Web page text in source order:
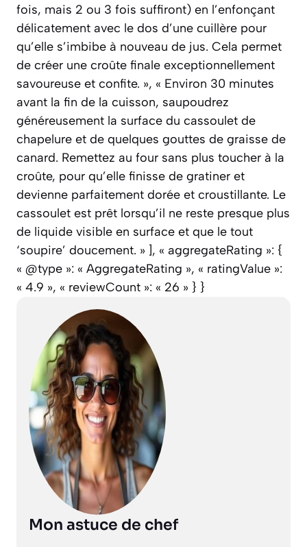
fois, mais 2 ou 3 fois suffiront) en l’enfonçant
délicatement avec le dos d’une cuillère pour
qu’elle s’imbibe à nouveau de jus. Cela permet
de créer une croûte finale exceptionnellement
savoureuse et confite. », « Environ 30 minutes
avant la fin de la cuisson, saupoudrez
généreusement la surface du cassoulet de
chapelure et de quelques gouttes de graisse de
canard. Remettez au four sans plus toucher à la
croûte, pour qu’elle finisse de gratiner et
devienne parfaitement dorée et croustillante. Le
cassoulet est prêt lorsqu’il ne reste presque plus
de liquide visible en surface et que le tout
‘soupire’ doucement. » ], « aggregateRating »: {
« @type »: « AggregateRating », « ratingValue »:
« 4.9 », « reviewCount »: « 26 » } }
Mon astuce de chef